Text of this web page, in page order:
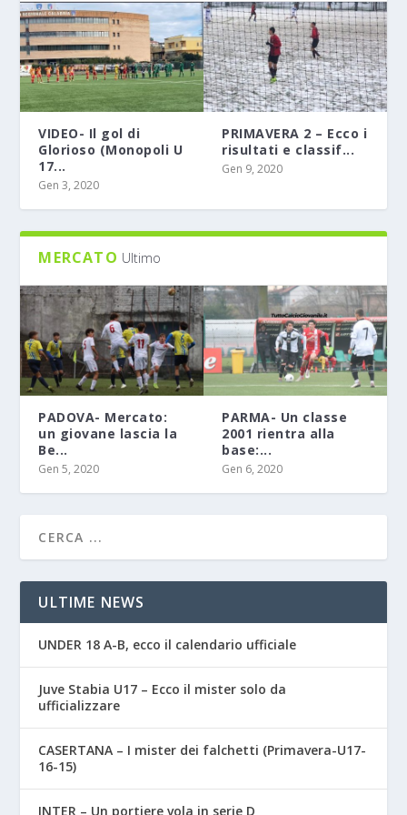
VIDEO- Il gol di
Glorioso (Monopoli U
17...
Gen 3, 2020
PRIMAVERA 2 – Ecco i
risultati e classif...
Gen 9, 2020
MERCATO Ultimo
PADOVA- Mercato:
un giovane lascia la
Be...
Gen 5, 2020
PARMA- Un classe
2001 rientra alla
base:...
Gen 6, 2020
ULTIME NEWS
UNDER 18 A-B, ecco il calendario ufficiale
Juve Stabia U17 – Ecco il mister solo da
ufficializzare
CASERTANA – I mister dei falchetti (Primavera-U17-
16-15)
INTER – Un portiere vola in serie D